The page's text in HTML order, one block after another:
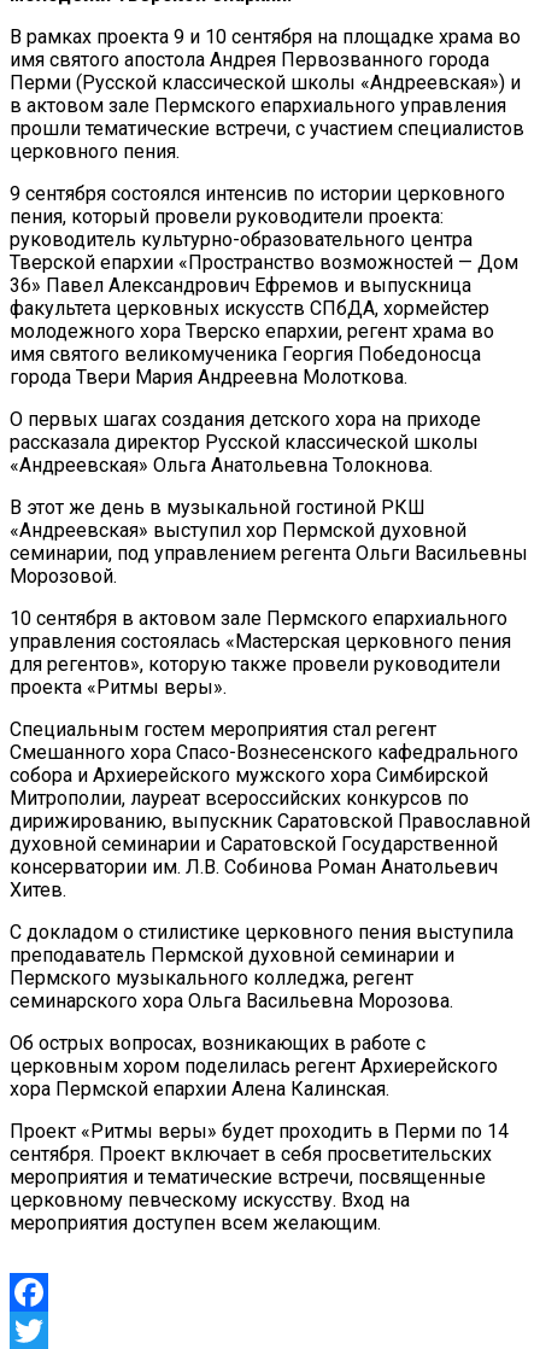
В рамках проекта 9 и 10 сентября на площадке храма во
имя святого апостола Андрея Первозванного города
Перми (Русской классической школы «Андреевская») и
в актовом зале Пермского епархиального управления
прошли тематические встречи, с участием специалистов
церковного пения.
9 сентября состоялся интенсив по истории церковного
пения, который провели руководители проекта:
руководитель культурно-образовательного центра
Тверской епархии «Пространство возможностей — Дом
36» Павел Александрович Ефремов и выпускница
факультета церковных искусств СПбДА, хормейстер
молодежного хора Тверско епархии, регент храма во
имя святого великомученика Георгия Победоносца
города Твери Мария Андреевна Молоткова.
О первых шагах создания детского хора на приходе
рассказала директор Русской классической школы
«Андреевская» Ольга Анатольевна Толокнова.
В этот же день в музыкальной гостиной РКШ
«Андреевская» выступил хор Пермской духовной
семинарии, под управлением регента Ольги Васильевны
Морозовой.
10 сентября в актовом зале Пермского епархиального
управления состоялась «Мастерская церковного пения
для регентов», которую также провели руководители
проекта «Ритмы веры».
Специальным гостем мероприятия стал регент
Смешанного хора Спасо-Вознесенского кафедрального
собора и Архиерейского мужского хора Симбирской
Митрополии, лауреат всероссийских конкурсов по
дирижированию, выпускник Саратовской Православной
духовной семинарии и Саратовской Государственной
консерватории им. Л.В. Собинова Роман Анатольевич
Хитев.
С докладом о стилистике церковного пения выступила
преподаватель Пермской духовной семинарии и
Пермского музыкального колледжа, регент
семинарского хора Ольга Васильевна Морозова.
Об острых вопросах, возникающих в работе с
церковным хором поделилась регент Архиерейского
хора Пермской епархии Алена Калинская.
Проект «Ритмы веры» будет проходить в Перми по 14
сентября. Проект включает в себя просветительских
мероприятия и тематические встречи, посвященные
церковному певческому искусству. Вход на
мероприятия доступен всем желающим.
Facebook